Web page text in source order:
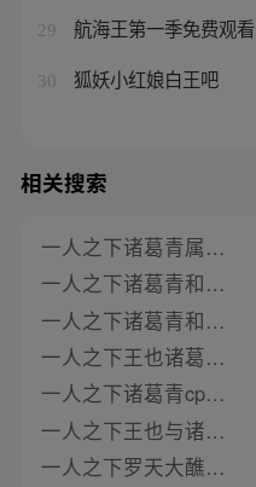
29 航海王第一季免费观看
30 狐妖小红娘白王吧
相关搜索
一人之下诸葛青属于主线角色吗小说
一人之下诸葛青和傅容是官配吗小说
一人之下诸葛青和傅容是官配吗小说免费阅读
一人之下王也诸葛青cp小说
一人之下诸葛青cp女主小说
一人之下王也与诸葛青是一对吗小说在线阅读
一人之下罗天大醮诸葛青小说